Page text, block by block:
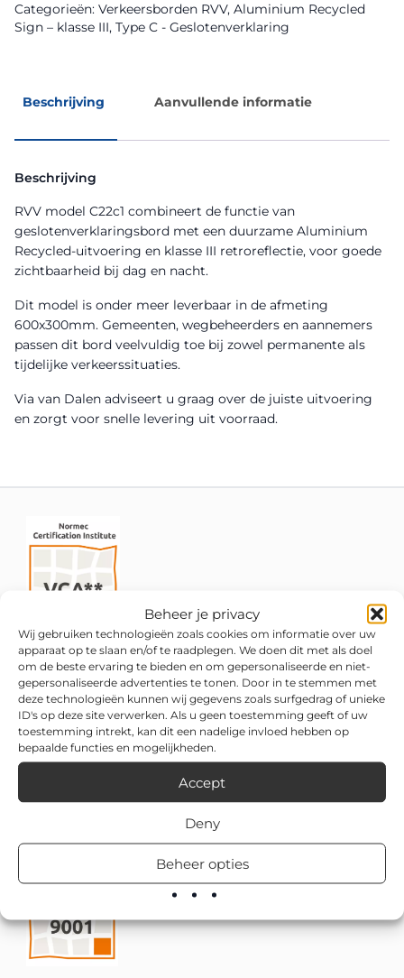
Beheer je privacy
Wij gebruiken technologieën zoals cookies om informatie over uw
apparaat op te slaan en/of te raadplegen. We doen dit met als doel
om de beste ervaring te bieden en om gepersonaliseerde en niet-
gepersonaliseerde advertenties te tonen. Door in te stemmen met
deze technologieën kunnen wij gegevens zoals surfgedrag of unieke
ID's op deze site verwerken. Als u geen toestemming geeft of uw
toestemming intrekt, kan dit een nadelige invloed hebben op
bepaalde functies en mogelijkheden.
Accept
Deny
Beheer opties
Categorieën: Verkeersborden RVV, Aluminium Recycled
Sign – klasse III, Type C - Geslotenverklaring
Beschrijving Aanvullende informatie
Beschrijving
RVV model C22c1 combineert de functie van
geslotenverklaringsbord met een duurzame Aluminium
Recycled-uitvoering en klasse III retroreflectie, voor goede
zichtbaarheid bij dag en nacht.
Dit model is onder meer leverbaar in de afmeting
600x300mm. Gemeenten, wegbeheerders en aannemers
passen dit bord veelvuldig toe bij zowel permanente als
tijdelijke verkeerssituaties.
Via van Dalen adviseert u graag over de juiste uitvoering
en zorgt voor snelle levering uit voorraad.